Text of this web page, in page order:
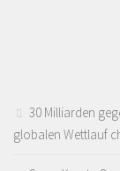
30 Milliarden
globalen Wettlauf